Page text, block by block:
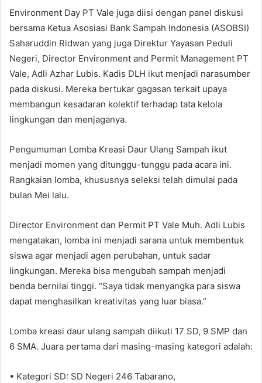
Environment Day PT Vale juga diisi dengan panel diskusi
bersama Ketua Asosiasi Bank Sampah Indonesia (ASOBSI)
Saharuddin Ridwan yang juga Direktur Yayasan Peduli
Negeri, Director Environment and Permit Management PT
Vale, Adli Azhar Lubis. Kadis DLH ikut menjadi narasumber
pada diskusi. Mereka bertukar gagasan terkait upaya
membangun kesadaran kolektif terhadap tata kelola
lingkungan dan menjaganya.
Pengumuman Lomba Kreasi Daur Ulang Sampah ikut
menjadi momen yang ditunggu-tunggu pada acara ini.
Rangkaian lomba, khususnya seleksi telah dimulai pada
bulan Mei lalu.
Director Environment dan Permit PT Vale Muh. Adli Lubis
mengatakan, lomba ini menjadi sarana untuk membentuk
siswa agar menjadi agen perubahan, untuk sadar
lingkungan. Mereka bisa mengubah sampah menjadi
benda bernilai tinggi. “Saya tidak menyangka para siswa
dapat menghasilkan kreativitas yang luar biasa.”
Lomba kreasi daur ulang sampah diikuti 17 SD, 9 SMP dan
6 SMA. Juara pertama dari masing-masing kategori adalah:
• Kategori SD: SD Negeri 246 Tabarano,